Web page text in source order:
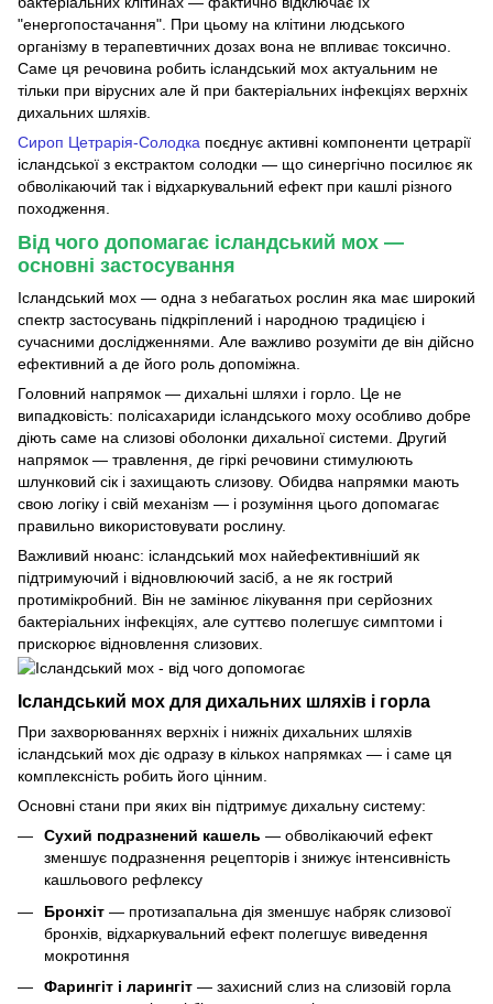
"енергопостачання". При цьому на клітини людського
організму в терапевтичних дозах вона не впливає токсично.
Саме ця речовина робить ісландський мох актуальним не
тільки при вірусних але й при бактеріальних інфекціях верхніх
дихальних шляхів.
Сироп Цетрарія-Солодка поєднує активні компоненти цетрарії
ісландської з екстрактом солодки — що синергічно посилює як
обволікаючий так і відхаркувальний ефект при кашлі різного
походження.
Від чого допомагає ісландський мох —
основні застосування
Ісландський мох — одна з небагатьох рослин яка має широкий
спектр застосувань підкріплений і народною традицією і
сучасними дослідженнями. Але важливо розуміти де він дійсно
ефективний а де його роль допоміжна.
Головний напрямок — дихальні шляхи і горло. Це не
випадковість: полісахариди ісландського моху особливо добре
діють саме на слизові оболонки дихальної системи. Другий
напрямок — травлення, де гіркі речовини стимулюють
шлунковий сік і захищають слизову. Обидва напрямки мають
свою логіку і свій механізм — і розуміння цього допомагає
правильно використовувати рослину.
Важливий нюанс: ісландський мох найефективніший як
підтримуючий і відновлюючий засіб, а не як гострий
протимікробний. Він не замінює лікування при серйозних
бактеріальних інфекціях, але суттєво полегшує симптоми і
прискорює відновлення слизових.
Ісландський мох для дихальних шляхів і горла
При захворюваннях верхніх і нижніх дихальних шляхів
ісландський мох діє одразу в кількох напрямках — і саме ця
комплексність робить його цінним.
Основні стани при яких він підтримує дихальну систему:
Сухий подразнений кашель — обволікаючий ефект
зменшує подразнення рецепторів і знижує інтенсивність
кашльового рефлексу
Бронхіт — протизапальна дія зменшує набряк слизової
бронхів, відхаркувальний ефект полегшує виведення
мокротиння
Фарингіт і ларингіт — захисний слиз на слизовій горла